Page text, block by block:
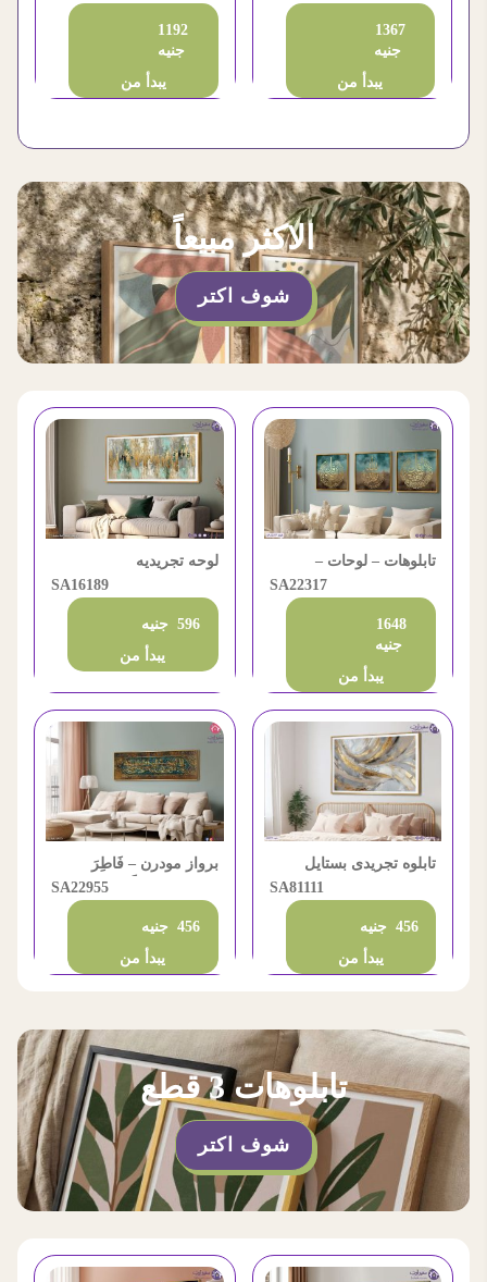
جنيه
يبدأ من
جنيه
يبدأ من
الاكثر مبيعاً
شوف اكتر
تابلوهات – لوحات –
الإخلاص و المعوذتينSA22317
جنيه
يبدأ من
لوحه تجريديه
SA16189
596 جنيه
يبدأ من
تابلوه تجريدى بستايل
الرسم الزيتى ذهبى و
رمادى
SA81111
456 جنيه
يبدأ من
برواز مودرن – فَاطِرَ
السَّمَاوَاتِ وَالأَرْضِSA22955
456 جنيه
يبدأ من
تابلوهات 3 قطع
شوف اكتر